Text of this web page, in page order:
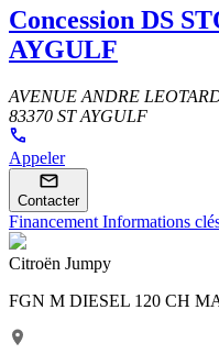
Concession DS
AYGULF
AVENUE ANDRE
83370 ST AYGULF
Appeler
Contacter
Financement Informations
Citroën Jumpy
FGN M DIESEL 120 CH